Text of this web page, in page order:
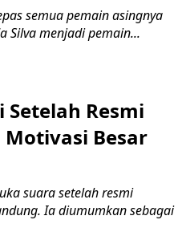
semua pemain asingnya
Silva menjadi pemain...
Resmi
Motivasi Besar
suara setelah resmi
Ia diumumkan sebagai